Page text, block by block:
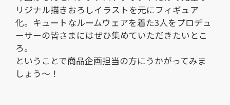
リジナル描きおろしイラストを元にフィギュア
化。キュートなルームウェアを着た3人をプロデュ
ーサーの皆さまにはぜひ集めていただきたいとこ
ろ。
ということで商品企画担当の方にうかがってみま
しょう～！